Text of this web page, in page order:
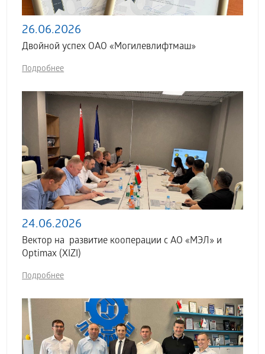
26.06.2026
Двойной успех ОАО «Могилевлифтмаш»
Подробнее
24.06.2026
Вектор на развитие кооперации с АО «МЭЛ» и
Optimax (XIZI)
Подробнее